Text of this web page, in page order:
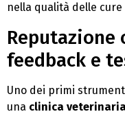
nella qualità delle
Reputazione
feedback e
Uno dei primi
una clinica